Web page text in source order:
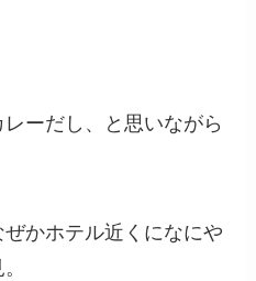
ーだし、と思いながら
かホテル近くになにや